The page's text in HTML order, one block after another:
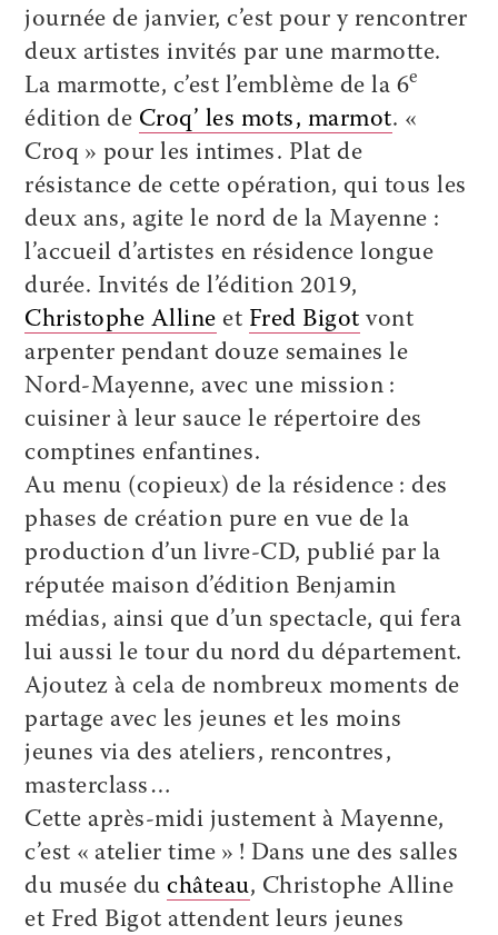
journée de janvier, c’est pour y rencontrer
deux artistes invités par une marmotte.
La marmotte, c’est l’emblème de la 6e
édition de Croq’ les mots, marmot. «
Croq » pour les intimes. Plat de
résistance de cette opération, qui tous les
deux ans, agite le nord de la Mayenne :
l’accueil d’artistes en résidence longue
durée. Invités de l’édition 2019,
Christophe Alline et Fred Bigot vont
arpenter pendant douze semaines le
Nord-Mayenne, avec une mission :
cuisiner à leur sauce le répertoire des
comptines enfantines.
Au menu (copieux) de la résidence : des
phases de création pure en vue de la
production d’un livre-CD, publié par la
réputée maison d’édition Benjamin
médias, ainsi que d’un spectacle, qui fera
lui aussi le tour du nord du département.
Ajoutez à cela de nombreux moments de
partage avec les jeunes et les moins
jeunes via des ateliers, rencontres,
masterclass…
Cette après-midi justement à Mayenne,
c’est « atelier time » ! Dans une des salles
du musée duchâteau, Christophe Alline
et Fred Bigot attendent leurs jeunes